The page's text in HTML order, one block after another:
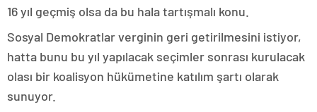
16 yıl geçmiş olsa da bu hala tartışmalı konu.
Sosyal Demokratlar verginin geri getirilmesini istiyor,
hatta bunu bu yıl yapılacak seçimler sonrası kurulacak
olası bir koalisyon hükümetine katılım şartı olarak
sunuyor.